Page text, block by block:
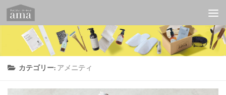
コンテンツへスキップ
カテゴリー: アメニティ